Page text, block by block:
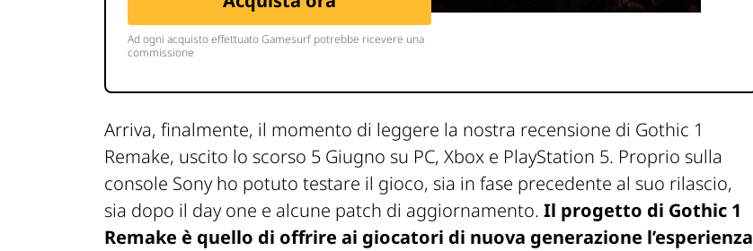
Arriva, finalmente, il momento di leggere la nostra recensione di Gothic 1
Remake, uscito lo scorso 5 Giugno su PC, Xbox e PlayStation 5. Proprio sulla
console Sony ho potuto testare il gioco, sia in fase precedente al suo rilascio,
sia dopo il day one e alcune patch di aggiornamento. Il progetto di Gothic 1
Remake è quello di offrire ai giocatori di nuova generazione l’esperienza